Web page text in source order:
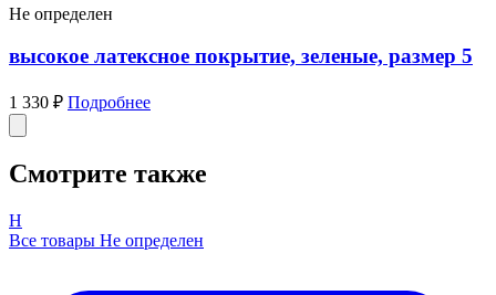
Не определен
высокое латексное покрытие, зеленые, размер 5
1 330 ₽ Подробнее
Смотрите также
Н
Все товары Не определен